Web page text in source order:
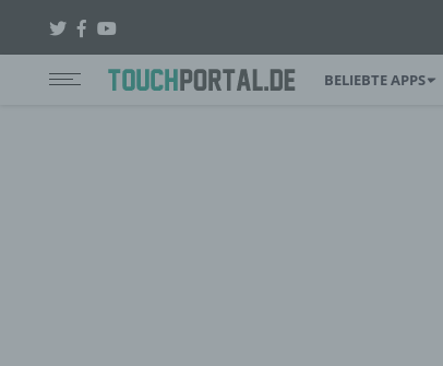
BELIEBTE APPS